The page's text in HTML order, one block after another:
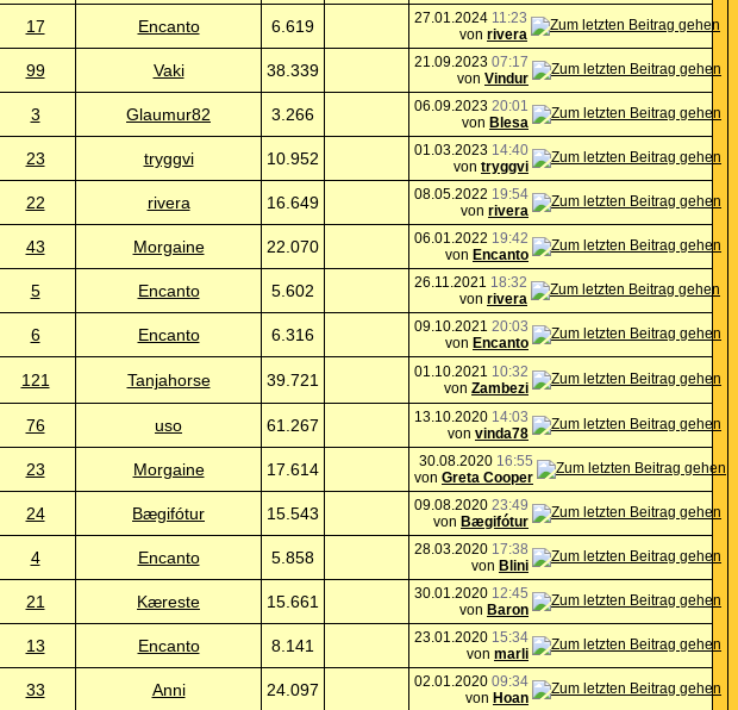
17 Encanto 6.619 27.01.2024 11:23
von rivera
99 Vaki 38.339 21.09.2023 07:17
von Vindur
3 Glaumur82 3.266 06.09.2023 20:01
von Blesa
23 tryggvi 10.952 01.03.2023 14:40
von tryggvi
22 rivera 16.649 08.05.2022 19:54
von rivera
43 Morgaine 22.070 06.01.2022 19:42
von Encanto
5 Encanto 5.602 26.11.2021 18:32
von rivera
6 Encanto 6.316 09.10.2021 20:03
von Encanto
121 Tanjahorse 39.721 01.10.2021 10:32
von Zambezi
76 uso 61.267 13.10.2020 14:03
von vinda78
23 Morgaine 17.614 30.08.2020 16:55
von Greta Cooper
24 Bægifótur 15.543 09.08.2020 23:49
von Bægifótur
4 Encanto 5.858 28.03.2020 17:38
von Blini
21 Kæreste 15.661 30.01.2020 12:45
von Baron
13 Encanto 8.141 23.01.2020 15:34
von marli
33 Anni 24.097 02.01.2020 09:34
von Hoan